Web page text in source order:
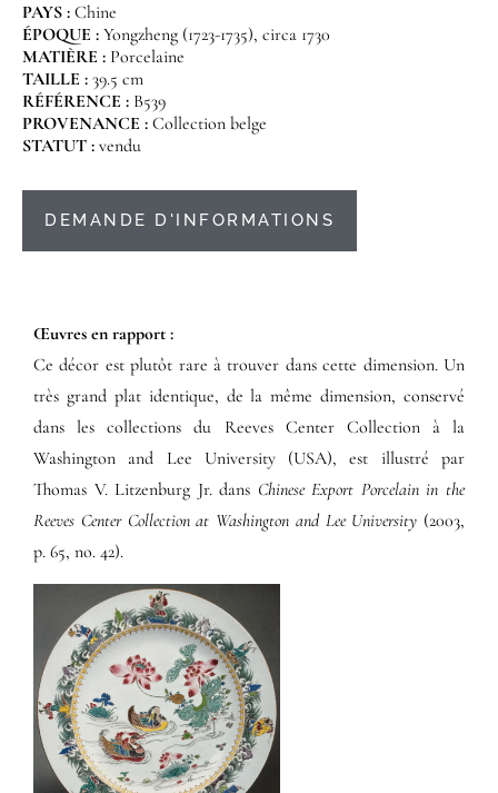
PAYS : Chine
ÉPOQUE : Yongzheng (1723-1735), circa 1730
MATIÈRE : Porcelaine
TAILLE : 39.5 cm
RÉFÉRENCE : B539
PROVENANCE : Collection belge
STATUT : vendu
DEMANDE D'INFORMATIONS
Œuvres en rapport :​
Ce décor est plutôt rare à trouver dans cette dimension. Un
très grand plat identique, de la même dimension, conservé
dans les collections du Reeves Center Collection à la
Washington and Lee University (USA), est illustré par
Thomas V. Litzenburg Jr. dans Chinese Export Porcelain in the
Reeves Center Collection at Washington and Lee University (2003,
p. 65, no. 42).